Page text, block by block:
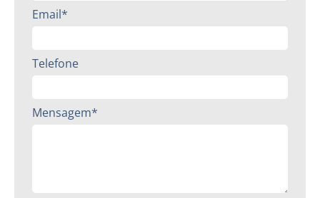
Email*
Telefone
Mensagem*